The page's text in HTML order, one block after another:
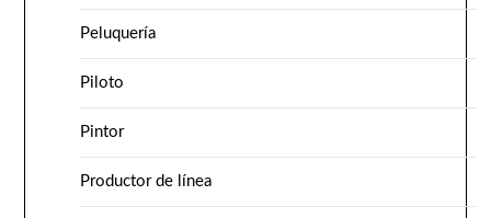
Peluquería
Piloto
Pintor
Productor de línea